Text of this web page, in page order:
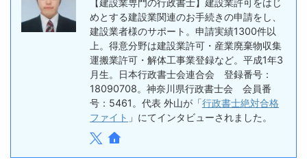
めとする建設業関連のお手続きの申請をし、
建設業者様のサポート。申請実績1300件以
上。得意分野は建設業許可・産業廃棄物収集
運搬業許可・解体工事業登録など。平成1年3
月生。日本行政書士会連合会 登録番号：
18090708。神奈川県行政書士会 会員番
号：5461。代表 外山が「行政書士絶対合格
ファイト 」にてインタビューされました。